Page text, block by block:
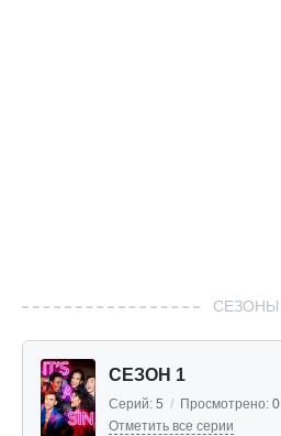
СЕЗОНЫ
СЕЗОН 1
Серий: 5 / Просмотрено: 0
Отметить все серии